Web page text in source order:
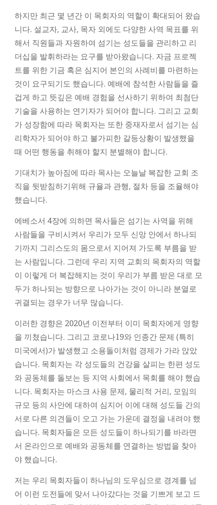
하지만 최근 몇 년간 이 목회자의 역할이 확대되어 왔습
니다. 설교자, 교사, 목자 외에도 다양한 사역 목표를 위
해서 직원들과 자원하여 섬기는 성도들을 관리하고 리
더십을 발휘하라는 요구를 받아왔습니다. 자금 프로젝
트를 위한 기금 혹은 심지어 본인의 사례비를 마련하는
것이 요구되기도 했습니다. 예배에 참석한 사람들을 즐
겁게 하고 뜻깊은 예배 경험을 선사하기 위하여 최첨단
기술을 사용하는 연기자가 되어야 합니다. 그리고 교회
가 성장함에 따라 목회자는 또한 중재자로서 섬기는 심
리학자가 되어야 하고 불가피한 갈등상황이 발생했을
때 어떤 행동을 취해야 할지 분별해야 합니다.
기대치가 높아짐에 따라 목사는 오늘날 복잡한 교회 조
직을 뒷받침하기위해 규율과 관행, 절차 등을 조율해야
했습니다.
에베소서 4장에 의하면 목사들은 섬기는 사역을 위해
사람들을 구비시켜서 우리가 모두 신앙 안에서 하나되
기까지 그리스도의 몸으로서 지어져 가도록 부름을 받
는 사람입니다. 그런데 우리 지역 교회의 목회자의 역할
이 이렇게 더 복잡해지는 것이 우리가 부름 받은 대로 모
두가 하나되는 방향으로 나아가는 것이 아니라 분열로
귀결되는 경우가 너무 많습니다.
이러한 경향은 2020년 이전부터 이미 목회자에게 영향
을 끼쳤습니다. 그리고 코로나19와 인종간 문제 (특히
미국에서)가 발생했고 소용돌이처럼 경제가 가라 앉았
습니다. 목회자는 각 성도들의 건강을 살피는 한편 성도
와 공동체를 돌보는 등 지역 사회에서 목회를 해야 했습
니다. 목회자는 마스크 사용 문제, 물리적 거리, 모임의
규모 등의 사안에 대하여 심지어 이에 대해 성도들 간의
서로 다른 의견들이 오고 가는 가운데 결정을 내려야 했
습니다. 목회자들은 모든 성도들이 하나되기를 바라면
서 온라인으로 예배와 공동체를 연결하는 방법을 찾아
야 했습니다.
저는 우리 목회자들이 하나님의 도우심으로 경계를 넘
어 이런 도전들에 맞서 나아갔다는 것을 기쁘게 보고 드